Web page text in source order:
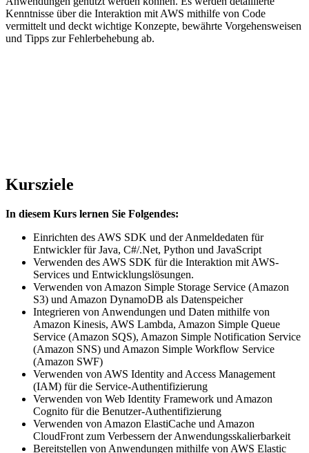
Kenntnisse über die Interaktion mit AWS mithilfe von Code
vermittelt und deckt wichtige Konzepte, bewährte Vorgehensweisen
und Tipps zur Fehlerbehebung ab.
Kursziele
In diesem Kurs lernen Sie Folgendes:
Einrichten des AWS SDK und der Anmeldedaten für
Entwickler für Java, C#/.Net, Python und JavaScript
Verwenden des AWS SDK für die Interaktion mit AWS-
Services und Entwicklungslösungen.
Verwenden von Amazon Simple Storage Service (Amazon
S3) und Amazon DynamoDB als Datenspeicher
Integrieren von Anwendungen und Daten mithilfe von
Amazon Kinesis, AWS Lambda, Amazon Simple Queue
Service (Amazon SQS), Amazon Simple Notification Service
(Amazon SNS) und Amazon Simple Workflow Service
(Amazon SWF)
Verwenden von AWS Identity and Access Management
(IAM) für die Service-Authentifizierung
Verwenden von Web Identity Framework und Amazon
Cognito für die Benutzer-Authentifizierung
Verwenden von Amazon ElastiCache und Amazon
CloudFront zum Verbessern der Anwendungsskalierbarkeit
Bereitstellen von Anwendungen mithilfe von AWS Elastic